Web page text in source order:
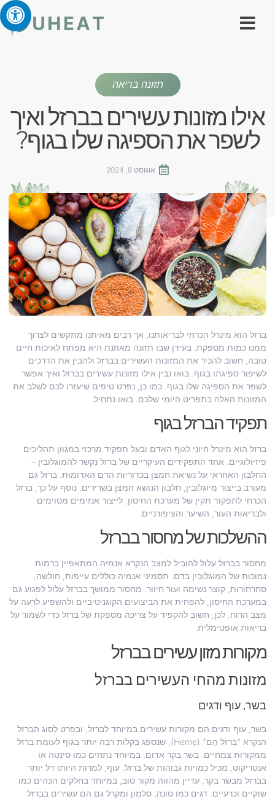
תזונה בריאה
אילו מזונות עשירים בברזל ואיך
לשפר את הספיגה שלו בגוף?
אוגוסט 8, 2024
ברזל הוא מינרל הכרחי לבריאותנו, אך רבים מאיתנו מתקשים לצרוך
ממנו כמות מספקת. בעידן שבו תזונה מאוזנת היא מפתח לאיכות חיים
טובה, חשוב להכיר את המזונות העשירים בברזל ולהבין את הדרכים
לשיפור ספיגתו בגוף. בואו נבין אילו מזונות עשירים בברזל ואיך אפשר
לשפר את הספיגה שלו בגוף. כמו כן, נפרט טיפים שיעזרו לכם לשלב את
המזונות האלה בתפריט היומי שלכם. בואו נתחיל.
תפקיד הברזל בגוף
ברזל הוא מינרל חיוני לגוף האדם ובעל תפקיד מרכזי במגוון תהליכים
פיזיולוגיים. אחד התפקידים העיקריים של ברזל נקשר להמוגלובין –
החלבון האחראי על נשיאת חמצן בכדוריות הדם האדומות. ברזל גם
מעורב בייצור מיוגלובין, חלבון הנושא חמצן בשרירים. נוסף על כך, ברזל
הכרחי לתפקוד תקין של מערכת החיסון, לייצור אנזימים מסוימים
ולבריאות העור, השיער והציפורניים.
ההשלכות של מחסור בברזל
מחסור בברזל עלול להוביל למצב הנקרא אנמיה המתאפיין ברמות
נמוכות של המוגלובין בדם. תסמיני אנמיה כוללים עייפות, חולשה,
סחרחורות, קוצר נשימה ועור חיוור. מחסור ממושך בברזל עלול לפגוע גם
במערכת החיסון, להפחית את הביצועים הקוגניטיביים ולהשפיע לרעה על
מצב הרוח. לכן, חשוב להקפיד על צריכה מספקת של ברזל כדי לשמור על
בריאות אופטימלית.
מקורות מזון עשירים בברזל
מזונות מהחי העשירים בברזל
בשר, עוף ודגים
בשר, עוף ודגים הם מקורות עשירים במיוחד לברזל, ובפרט לסוג הברזל
הנקרא "ברזל הֶם" (Heme), שנספג בקלות רבה יותר בגוף לעומת ברזל
ממקורות צמחיים. בשר בקר אדום, במיוחד נתחים כמו סינטה או
אנטריקוט, מכיל כמויות גבוהות של ברזל. עוף, למרות היותו דל יותר
בברזל מבשר בקר, עדיין מהווה מקור טוב, במיוחד בחלקים הכהים כמו
שוקיים וכרעיים. דגים כמו טונה, סלמון ומקרל גם הם עשירים בברזל